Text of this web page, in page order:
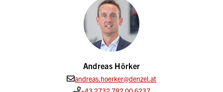
Andreas Hörker
andreas.hoerker@denzel.at